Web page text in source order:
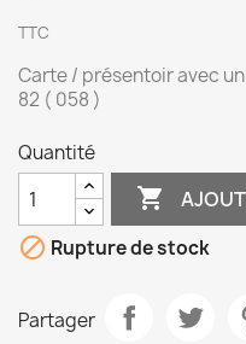
TTC
Carte / présentoir avec
82 ( 058 )
Quantité

 Rupture de stock
Partager